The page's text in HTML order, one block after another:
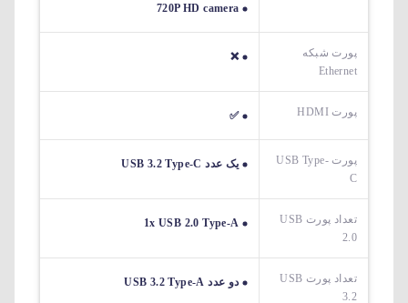
720P HD camera
پورت شبکه
Ethernet
❌
پورت HDMI ✅
پورت USB Type-
C
یک عدد USB 3.2 Type-C
تعداد پورت USB
2.0
1x USB 2.0 Type-A
تعداد پورت USB
3.2
دو عدد USB 3.2 Type-A